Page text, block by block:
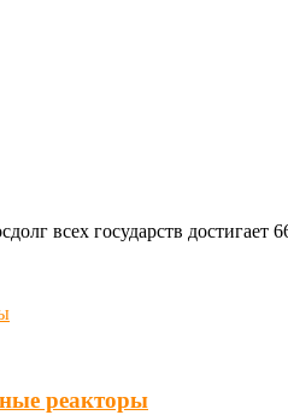
всех государств достигает
реакторы